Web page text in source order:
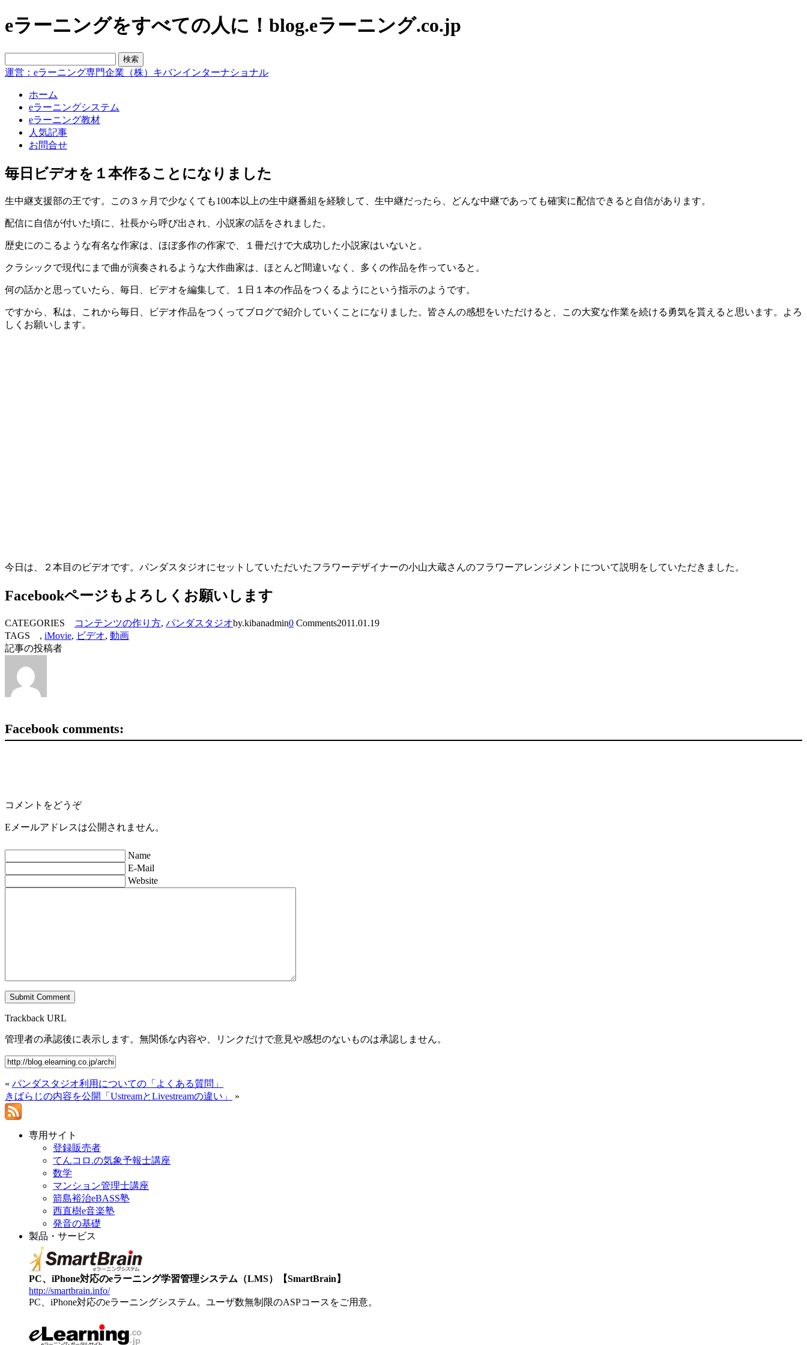
eラーニングをすべての人に！blog.eラーニング.co.jp
運営：eラーニング専門企業（株）キバンインターナショナル
ホーム
eラーニングシステム
eラーニング教材
人気記事
お問合せ
毎日ビデオを１本作ることになりました
生中継支援部の王です。この３ヶ月で少なくても100本以上の生中継番組を経験して、生中継だったら、どんな中継であっても確実に配信できると自信があります。
配信に自信が付いた頃に、社長から呼び出され、小説家の話をされました。
歴史にのこるような有名な作家は、ほぼ多作の作家で、１冊だけで大成功した小説家はいないと。
クラシックで現代にまで曲が演奏されるような大作曲家は、ほとんど間違いなく、多くの作品を作っていると。
何の話かと思っていたら、毎日、ビデオを編集して、１日１本の作品をつくるようにという指示のようです。
ですから、私は、これから毎日、ビデオ作品をつくってブログで紹介していくことになりました。皆さんの感想をいただけると、この大変な作業を続ける勇気を貰えると思います。よろ
しくお願いします。
今日は、２本目のビデオです。パンダスタジオにセットしていただいたフラワーデザイナーの小山大蔵さんのフラワーアレンジメントについて説明をしていただきました。
Facebookページもよろしくお願いします
CATEGORIES コンテンツの作り方, パンダスタジオby.kibanadmin0 Comments2011.01.19
TAGS , iMovie, ビデオ, 動画
記事の投稿者
Facebook comments:
コメントをどうぞ
Eメールアドレスは公開されません。
Name
E-Mail
Website
Trackback URL
管理者の承認後に表示します。無関係な内容や、リンクだけで意見や感想のないものは承認しません。
« パンダスタジオ利用についての「よくある質問」
きばらじの内容を公開「UstreamとLivestreamの違い」
»
専用サイト
登録販売者
てんコロ.の気象予報士講座
数学
マンション管理士講座
箭島裕治eBASS塾
西直樹e音楽塾
発音の基礎
製品・サービス
PC、iPhone対応のeラーニング学習管理システム（LMS）【SmartBrain】
http://smartbrain.info/
PC、iPhone対応のeラーニングシステム。ユーザ数無制限のASPコースをご用意。